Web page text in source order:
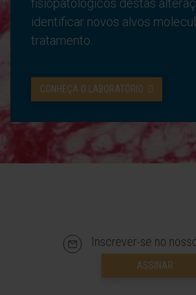
fisiopatológicos destas
identificar novos alvos
tratamento.
CONHEÇA O LABORATÓRIO
Inscrever-se no
ASSINAR